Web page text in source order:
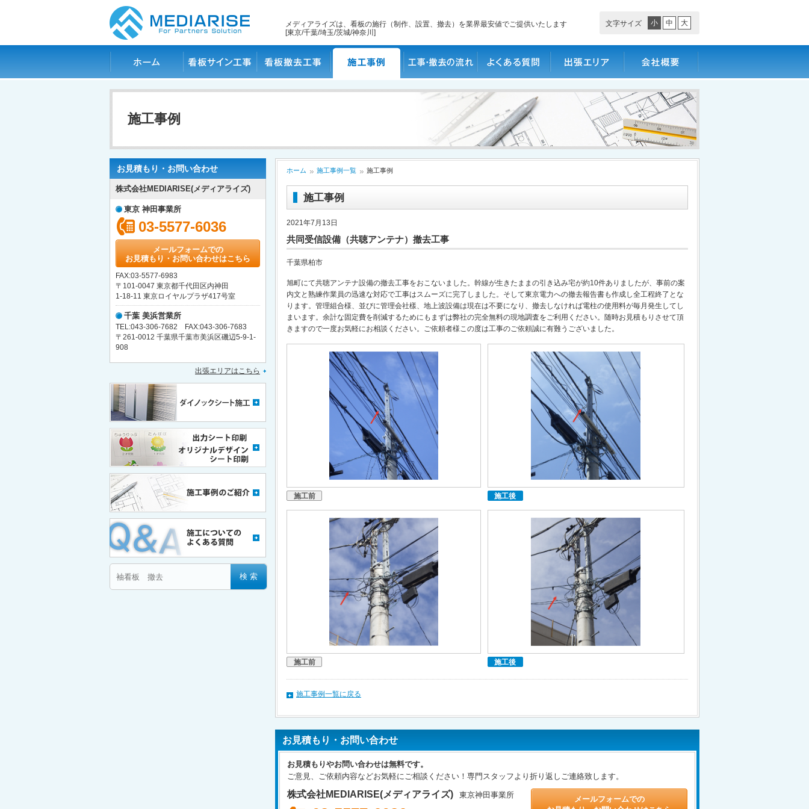
メディアライズは、看板の施行（制作、設置、撤去）を業界最安値でご提供いたします
[東京/千葉/埼玉/茨城/神奈川]
文字サイズ 小 中 大
施工事例
お見積もり・お問い合わせ
株式会社MEDIARISE(メディアライズ)
東京 神田事業所
03-5577-6036
メールフォームでの
お見積もり・お問い合わせはこちら
FAX:03-5577-6983
〒101-0047 東京都千代田区内神田
1-18-11 東京ロイヤルプラザ417号室
千葉 美浜営業所
TEL:043-306-7682 FAX:043-306-7683
〒261-0012 千葉県千葉市美浜区磯辺5-9-1-
908
出張エリアはこちら
ホーム 施工事例一覧 施工事例
施工事例
2021年7月13日
共同受信設備（共聴アンテナ）撤去工事
千葉県柏市
旭町にて共聴アンテナ設備の撤去工事をおこないました。幹線が生きたままの引き込み宅が約10件ありましたが、事前の案
内文と熟練作業員の迅速な対応で工事はスムーズに完了しました。そして東京電力への撤去報告書も作成し全工程終了とな
ります。管理組合様、並びに管理会社樣、地上波設備は現在は不要になり、撤去しなければ電柱の使用料が毎月発生してし
まいます。余計な固定費を削減するためにもまずは弊社の完全無料の現地調査をご利用ください。随時お見積もりさせて頂
きますので一度お気軽にお相談ください。ご依頼者様この度は工事のご依頼誠に有難うございました。
施工前 施工後
施工前 施工後
施工事例一覧に戻る
お見積もり・お問い合わせ
お見積もりやお問い合わせは無料です。
ご意見、ご依頼内容などお気軽にご相談ください！専門スタッフより折り返しご連絡致します。
株式会社MEDIARISE(メディアライズ) 東京神田事業所
メールフォームでの